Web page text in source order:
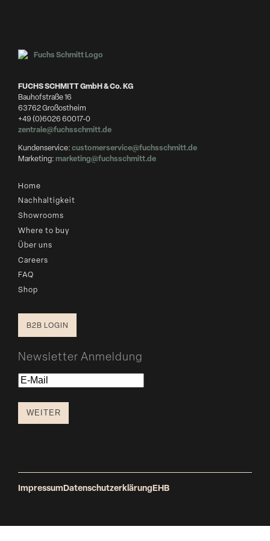
FUCHS SCHMITT GmbH & Co. KG
Bauhofstraße 16
63762 Großostheim
+49 (0)6026 60017-0
zentrale@fuchsschmitt.de
Kundenservice:customerservice@fuchsschmitt.de
Marketing:marketing@fuchsschmitt.de
Home
Nachhaltigkeit
Showrooms
Where to buy
Über uns
Careers
FAQ
Shop
B2B LOGIN
Newsletter Anmeldung
E-
WEITER
ImpressumDatenschutzerklärungEHB